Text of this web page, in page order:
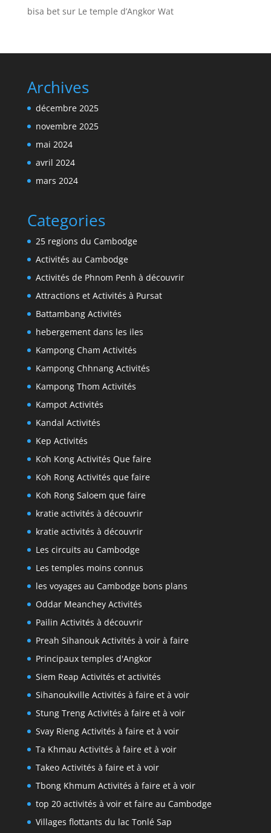
bisa betsur Le temple d’Angkor Wat
Archives
décembre 2025
novembre 2025
mai 2024
avril 2024
mars 2024
Categories
25 regions du Cambodge
Activités au Cambodge
Activités de Phnom Penh à découvrir
Attractions et Activités à Pursat
Battambang Activités
hebergement dans les iles
Kampong Cham Activités
Kampong Chhnang Activités
Kampong Thom Activités
Kampot Activités
Kandal Activités
Kep Activités
Koh Kong Activités Que faire
Koh Rong Activités que faire
Koh Rong Saloem que faire
kratie activités à découvrir
kratie activités à découvrir
Les circuits au Cambodge
Les temples moins connus
les voyages au Cambodge bons plans
Oddar Meanchey Activités
Pailin Activités à découvrir
Preah Sihanouk Activités à voir à faire
Principaux temples d'Angkor
Siem Reap Activités et activités
Sihanoukville Activités à faire et à voir
Stung Treng Activités à faire et à voir
Svay Rieng Activités à faire et à voir
Ta Khmau Activités à faire et à voir
Takeo Activités à faire et à voir
Tbong Khmum Activités à faire et à voir
top 20 activités à voir et faire au Cambodge
Villages flottants du lac Tonlé Sap